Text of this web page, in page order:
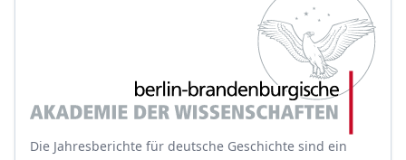
Die Jahresberichte für deutsche Geschichte sind ein